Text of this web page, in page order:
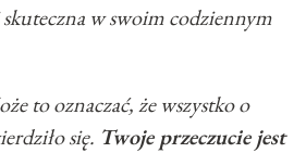
w swoim codziennym
to oznaczać, że wszystko o
się. Twoje przeczucie jest